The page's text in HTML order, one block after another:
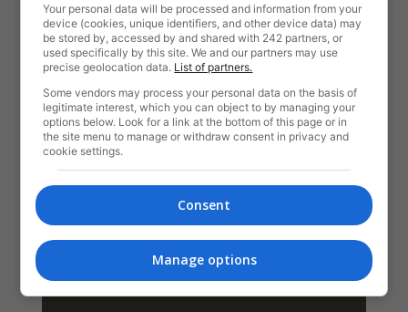
Your personal data will be processed and information from your
device (cookies, unique identifiers, and other device data) may
be stored by, accessed by and shared with 242 partners, or
used specifically by this site. We and our partners may use
precise geolocation data. List of partners.
Some vendors may process your personal data on the basis of
legitimate interest, which you can object to by managing your
options below. Look for a link at the bottom of this page or in
the site menu to manage or withdraw consent in privacy and
cookie settings.
Consent
Manage options